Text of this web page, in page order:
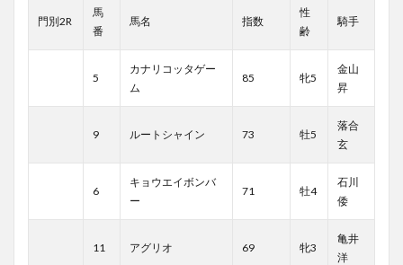
門別2R
馬
番
馬名 指数
性
齢
騎手
5
カナリコッタゲー
ム
85 牝5
金山
昇
9 ルートシャイン 73 牡5
落合
玄
6
キョウエイボンバ
ー
71 牡4
石川
倭
11 アグリオ 69 牝3
亀井
洋